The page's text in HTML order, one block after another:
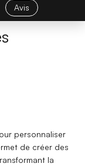
Avis
personnaliser
de créer des
la